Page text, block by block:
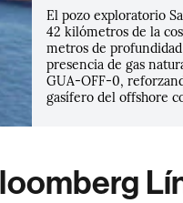
El pozo exploratorio
42 kilómetros de la
metros de
presencia de gas
GUA-OFF-0,
gasífero del offshore